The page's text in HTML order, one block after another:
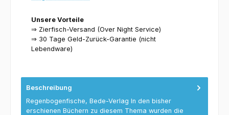
Unsere Vorteile
⇒ Zierfisch-Versand (Over Night Service)
⇒ 30 Tage Geld-Zurück-Garantie (nicht
Lebendware)
Beschreibung
Regenbogenfische, Bede-Verlag In den bisher
erschienen Büchern zu diesem Thema wurden die